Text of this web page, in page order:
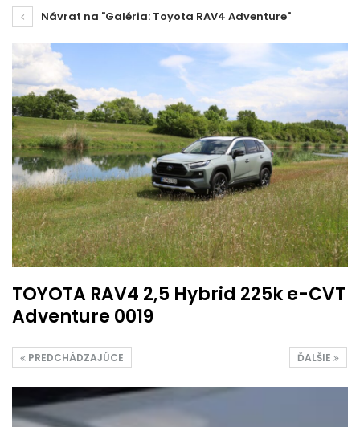
Návrat na "Galéria: Toyota RAV4 Adventure"
TOYOTA RAV4 2,5 Hybrid 225k e-CVT
Adventure 0019
ĎALŠIE
PREDCHÁDZAJÚCE